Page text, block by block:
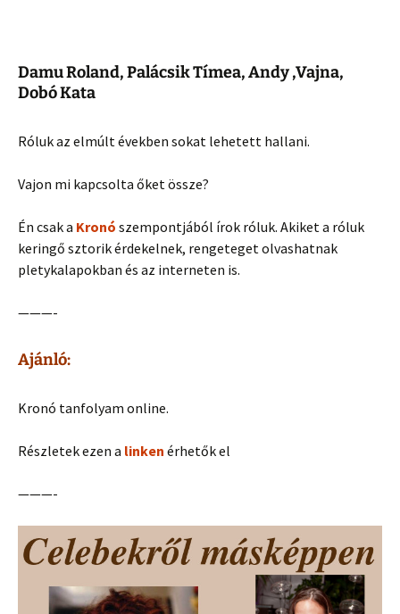
Damu Roland, Palácsik Tímea, Andy ,Vajna,
Dobó Kata
Róluk az elmúlt években sokat lehetett hallani.
Vajon mi kapcsolta őket össze?
Én csak a Kronó szempontjából írok róluk. Akiket a róluk
keringő sztorik érdekelnek, rengeteget olvashatnak
pletykalapokban és az interneten is.
———-
Ajánló:
Kronó tanfolyam online.
Részletek ezen a linken érhetők el
———-